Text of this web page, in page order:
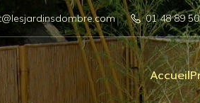
01 48 89
Accueil